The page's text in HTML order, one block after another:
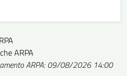
ARPA
ARPA: 09/08/2026 14:00